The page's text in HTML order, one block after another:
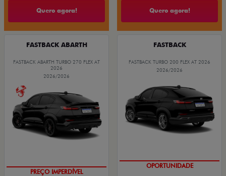
Quero agora! Quero agora!
FASTBACK ABARTH
FASTBACK ABARTH TURBO 270 FLEX AT
2026
2026/2026
TAXA ZERO
FASTBACK
FASTBACK TURBO 200 FLEX AT 2026
2026/2026
OPORTUNIDADE